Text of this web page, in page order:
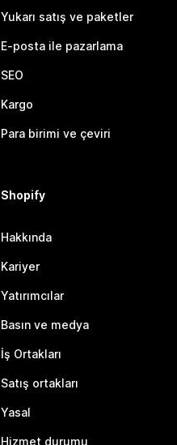
Yukarı satış ve paketler
E-posta ile pazarlama
SEO
Kargo
Para birimi ve çeviri
Shopify
Hakkında
Kariyer
Yatırımcılar
Basın ve medya
İş Ortakları
Satış ortakları
Yasal
Hizmet durumu